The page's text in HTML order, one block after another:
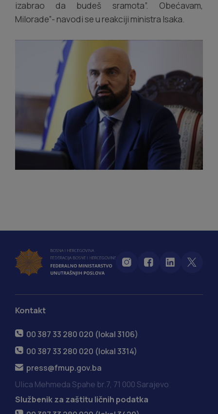
izabrao da budeš sramota”. Obećavam,
Milorade”- navodi se u reakciji ministra Isaka.
Kontakt
00 387 33 280 020 (lokal 3106)
00 387 33 280 020 (lokal 3314)
press@fmup.gov.ba
Ulica Mehmeda Spahe br.7, 71 000 Sarajevo
Službenik za zaštitu ličnih podatka